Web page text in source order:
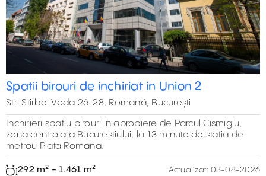
Spatii birouri de inchiriat in Union 2
Str. Stirbei Voda 26-28, Romană, București
Inchirieri spatiu birouri in apropiere de Parcul Cismigiu,
zona centrala a Bucureștiului, la 13 minute de statia de
metrou Piata Romana.
292 m² - 1.461 m² Actualizat: 03-08-2026